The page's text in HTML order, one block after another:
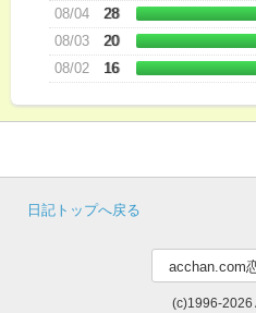
08/04
28
08/03
20
08/02
16
日記トップへ戻る
(c)1996-2026